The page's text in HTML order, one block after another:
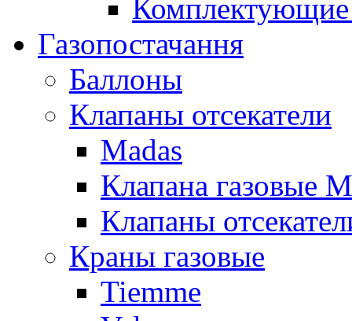
Комплектующие
Газопостачання
Баллоны
Клапаны отсекатели
Madas
Клапана газовые
Клапаны
Краны газовые
Tiemme